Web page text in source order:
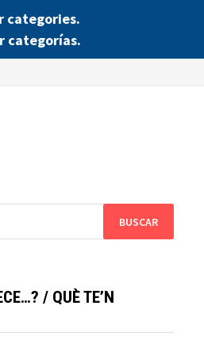
categories.
categorías.
/ QUÈ TE’N